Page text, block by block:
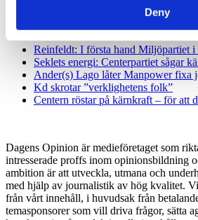
Deny
Reinfeldt: I första hand Miljöpartiet
Seklets energi: Centerpartiet sågar
Ander(s) Lago låter Manpower fixa
Kd skrotar ”verklighetens folk”
Centern röstar på kärnkraft – för att
Dagens Opinion är medieföretaget som
intresserade proffs inom opinionsbildning
ambition är att utveckla, utmana och
med hjälp av journalistik av hög kvalitet.
från vårt innehåll, i huvudsak från
temasponsorer som vill driva frågor, sätta